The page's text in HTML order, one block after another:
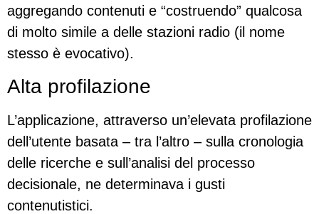
aggregando contenuti e “costruendo” qualcosa
di molto simile a delle stazioni radio (il nome
stesso è evocativo).
Alta profilazione
L’applicazione, attraverso un’elevata profilazione
dell’utente basata – tra l’altro – sulla cronologia
delle ricerche e sull’analisi del processo
decisionale, ne determinava i gusti
contenutistici.